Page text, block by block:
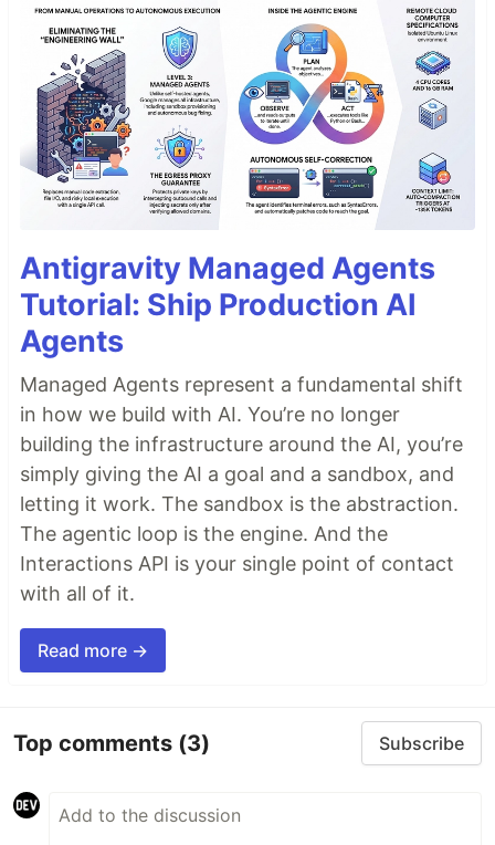
Antigravity Managed Agents
Tutorial: Ship Production AI
Agents
Managed Agents represent a fundamental shift
in how we build with AI. You’re no longer
building the infrastructure around the AI, you’re
simply giving the AI a goal and a sandbox, and
letting it work. The sandbox is the abstraction.
The agentic loop is the engine. And the
Interactions API is your single point of contact
with all of it.
Read more →
Top comments (3) Subscribe